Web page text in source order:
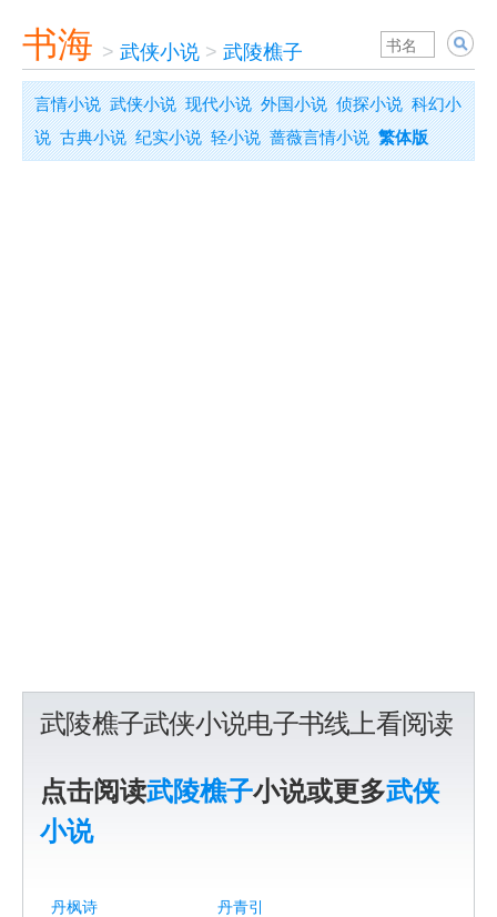
书海 > 武侠小说 > 武陵樵子
言情小说 武侠小说 现代小说 外国小说 侦探小说 科幻小
说 古典小说 纪实小说 轻小说 蔷薇言情小说 繁体版
武陵樵子武侠小说电子书线上看阅读
点击阅读武陵樵子小说或更多武侠
小说
丹枫诗 丹青引